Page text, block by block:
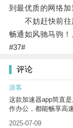
到最优质的网络加
不妨赶快前往
畅通如风驰马驹！
#37#
评论
游客
这款加速器app简直
作办公，都能畅享高
2025-07-09